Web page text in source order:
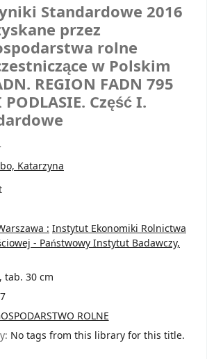
Standardowe 2016
przez
rolne
w Polskim
REGION FADN 795
PODLASIE. Część I.
Katarzyna
:Instytut Ekonomiki Rolnictwa
- Państwowy Instytut Badawczy,
tab. 30 cm
ROLNE
No tags from this library for this title.